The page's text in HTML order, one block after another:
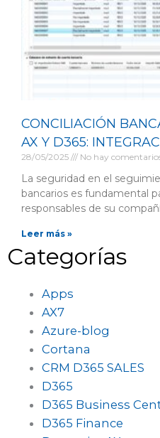
CONCILIACIÓN
AX Y D365:
28/05/2025 No hay
La seguridad en el
bancarios es fundamental
responsables de su
Leer más »
Categorías
Apps
AX7
Azure-blog
Cortana
CRM D365 SALES
D365
D365 Business
D365 Finance